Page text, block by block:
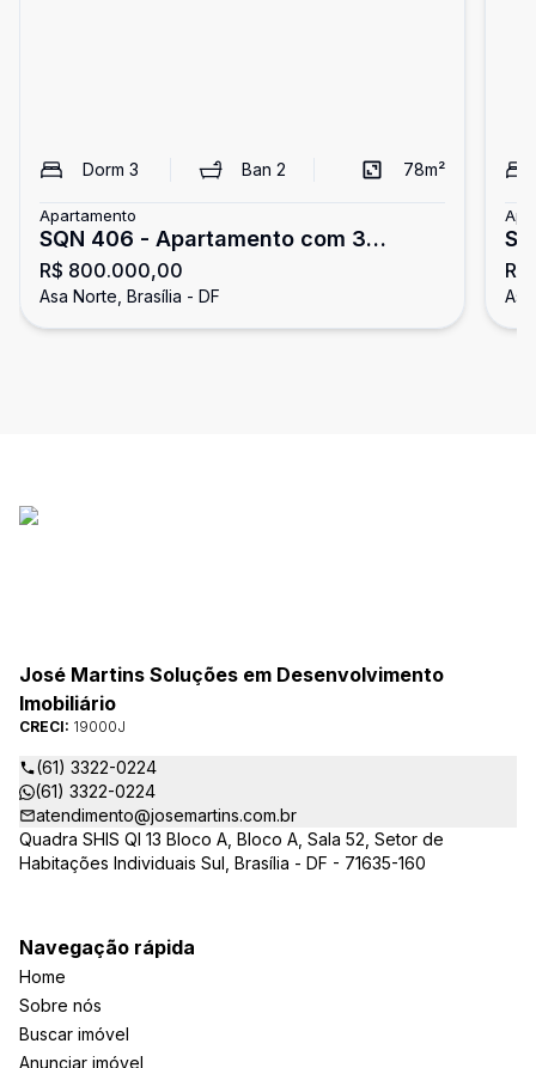
Dorm 3 Ban2 78m²
Apartamento
SQN 406 - Apartamento com 3
quartos - nascente - vazado - vista
livre - aceita financiamento e FGTS -
R$ 800.000,00
Asa Norte, Brasília - DF
-
José Martins Soluções em Desenvolvimento
Imobiliário
CRECI: 19000J
(61) 3322-0224
(61) 3322-0224
atendimento@josemartins.com.br
Quadra SHIS QI 13 Bloco A, Bloco A, Sala 52, Setor de
Habitações Individuais Sul, Brasília - DF - 71635-160
Navegação rápida
Home
Sobre nós
Buscar imóvel
Anunciar imóvel